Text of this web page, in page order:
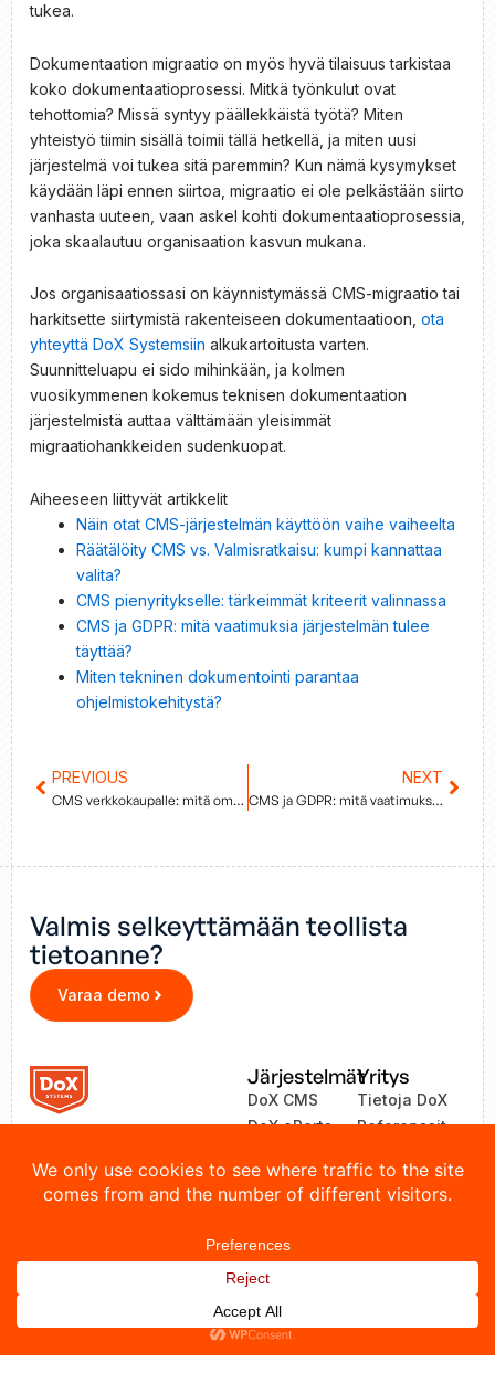
tukea.
Dokumentaation migraatio on myös hyvä tilaisuus tarkistaa
koko dokumentaatioprosessi. Mitkä työnkulut ovat
tehottomia? Missä syntyy päällekkäistä työtä? Miten
yhteistyö tiimin sisällä toimii tällä hetkellä, ja miten uusi
järjestelmä voi tukea sitä paremmin? Kun nämä kysymykset
käydään läpi ennen siirtoa, migraatio ei ole pelkästään siirto
vanhasta uuteen, vaan askel kohti dokumentaatioprosessia,
joka skaalautuu organisaation kasvun mukana.
Jos organisaatiossasi on käynnistymässä CMS-migraatio tai
harkitsette siirtymistä rakenteiseen dokumentaatioon, ota
yhteyttä DoX Systemsiin alkukartoitusta varten.
Suunnitteluapu ei sido mihinkään, ja kolmen
vuosikymmenen kokemus teknisen dokumentaation
järjestelmistä auttaa välttämään yleisimmät
migraatiohankkeiden sudenkuopat.
Aiheeseen liittyvät artikkelit
Näin otat CMS-järjestelmän käyttöön vaihe vaiheelta
Räätälöity CMS vs. Valmisratkaisu: kumpi kannattaa
valita?
CMS pienyritykselle: tärkeimmät kriteerit valinnassa
CMS ja GDPR: mitä vaatimuksia järjestelmän tulee
täyttää?
Miten tekninen dokumentointi parantaa
ohjelmistokehitystä?
Prev
PREVIOUS
CMS verkkokaupalle: mitä ominaisuuksia kannattaa vaatia?
NEXT
CMS ja GDPR: mitä vaatimuksia järjestelmän tulee täyttää?
Next
Valmis selkeyttämään teollista
tietoanne?
Varaa demo
Järjestelmät
DoX CMS
DoX eParts
LinkOne
Yritys
Tietoja DoX
Referenssit
Yhteystiedot
© 2026 DoX Systems. Kaikki oikeudet pidätetään.